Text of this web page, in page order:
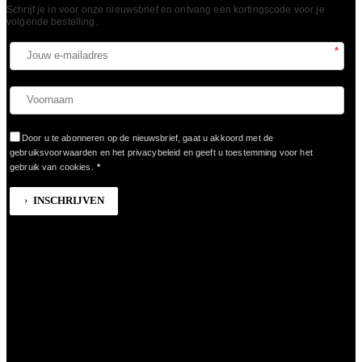
Schrijf je in voor onze nieuwsbrief en ontvang een kortingscode voor je
volgende bestelling.​
*
Door u te abonneren op de nieuwsbrief, gaat u akkoord met de
gebruiksvoorwaarden en het privacybeleid en geeft u toestemming voor het
gebruik van cookies.
*
INSCHRIJVEN